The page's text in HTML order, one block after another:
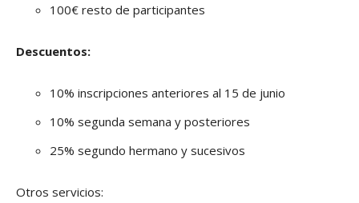
100€ resto de participantes
Descuentos:
10% inscripciones anteriores al 15 de junio
10% segunda semana y posteriores
25% segundo hermano y sucesivos
Otros servicios: